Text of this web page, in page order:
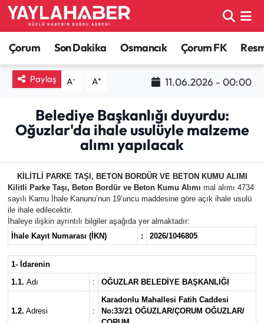
Çorum Son Dakika Osmancık Çorum FK
Paylaş A- A+ 11.06.2026 - 00:00
Belediye Başkanlığı duyurdu:
Oğuzlar'da ihale usulüyle malzeme
alımı yapılacak
KİLİTLİ PARKE TAŞI, BETON BORDÜR VE BETON KUMU ALIMI
Kilitli Parke Taşı, Beton Bordür ve Beton Kumu Alımı mal alımı 4734
sayılı Kamu İhale Kanunu’nun 19’uncu maddesine göre açık ihale usulü
ile ihale edilecektir.
İhaleye ilişkin ayrıntılı bilgiler aşağıda yer almaktadır:
İhale Kayıt Numarası (İKN)
: 2026/1046805
1- İdarenin
1.1. Adı : OĞUZLAR BELEDİYE BAŞKANLIĞI
1.2. Adresi :
Karadonlu Mahallesi Fatih Caddesi
No:33/21 OĞUZLAR/ÇORUM OĞUZLAR/
Alaca Haberleri
Bayat Haberleri
Bilim ve Teknoloji
Boğazkale Haberleri
Çorum Haberleri
Çorum Son Dakika Haberleri
Dodurga Haberleri
Eğitim
Ekonomi
Çorum Nöbetçi Eczaneler
Çorum Hava Durumu
Çorum Trafik Yoğunluk Haritası
TFF 1.Lig Puan Durumu ve Fikstür
Tüm Manşetler
Son Dakika Haberleri
Haber Arşivi